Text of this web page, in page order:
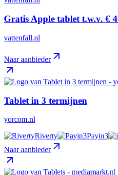
Gratis Apple tablet t.w.v. €
vattenfall.nl
Naar aanbieder
Tablet in 3 termijnen
yorcom.nl
Riverty
Payin3
Naar aanbieder